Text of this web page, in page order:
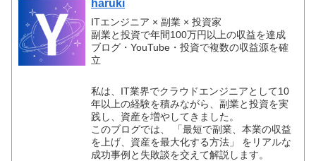
haruki
ITエンジニア × 副業 × 投資家
副業と投資で年間100万円以上の収益を達成
ブログ・YouTube・投資で複数の収益源を確
立
私は、IT業界でクラウドエンジニアとして10
年以上の経験を積みながら、副業と投資を実
践し、資産を増やしてきました。
このブログでは、 「最短で副業、本業の収益
を上げ、資産を最大化する方法」 をリアルな
成功事例と失敗談を交えて解説します。